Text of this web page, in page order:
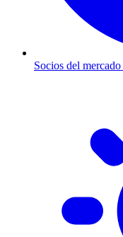
Socios del mercado